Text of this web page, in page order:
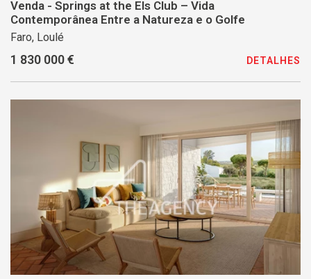
Venda - Springs at the Els Club – Vida
Contemporânea Entre a Natureza e o Golfe
Faro, Loulé
1 830 000 € DETALHES